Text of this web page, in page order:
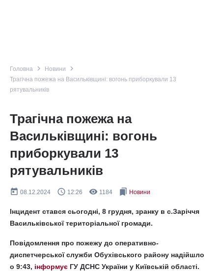
Головна navigate_next Новини navigate_next
Трагічна пожежа на Васильківщині: вогонь приборкували 13
рятувальників
Трагічна пожежа на
Васильківщині: вогонь
приборкували 13
рятувальників
today 08.12.2024 query_builder 12:26 remove_red_eye 1184 bookmarks Новини
Інцидент стався сьогодні, 8 грудня, зранку в с.Заріччя
Васильківської територіальної громади.
Повідомлення про пожежу до оперативно-
диспетчерської служби Обухівського району надійшло
о 9:43, інформує ГУ ДСНС України у Київській області.